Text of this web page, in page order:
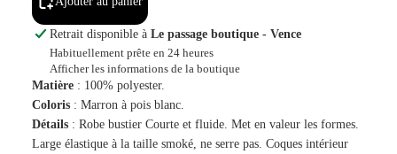
Retrait disponible à Le passage boutique - Vence
Habituellement prête en 24 heures
Afficher les informations de la boutique
Matière : 100% polyester.
Coloris : Marron à pois blanc.
Détails : Robe bustier Courte et fluide. Met en valeur les formes.
Large élastique à la taille smoké, ne serre pas. Coques intérieur